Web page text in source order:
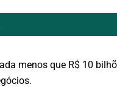
menos que R$ 10